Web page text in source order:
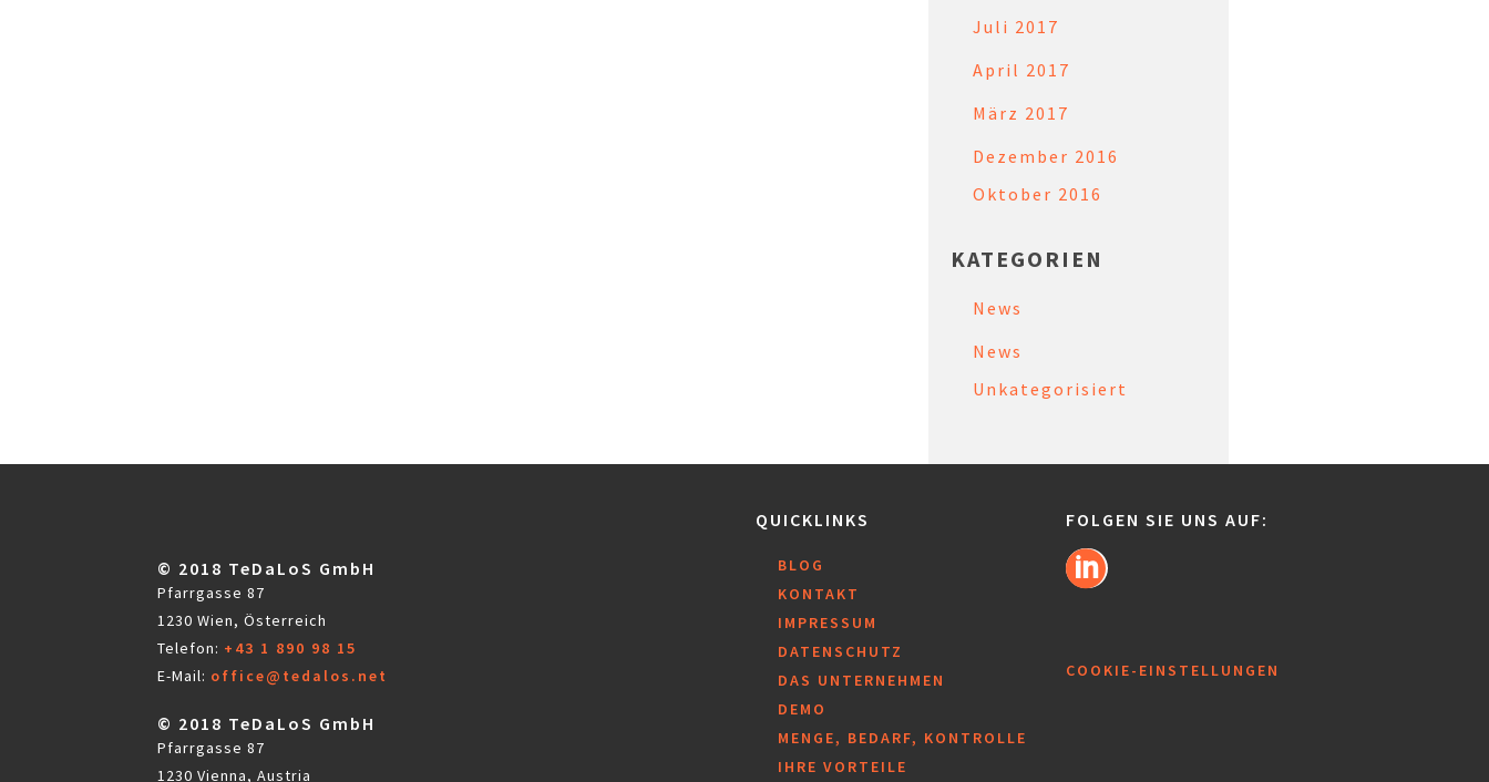
Juli 2017
April 2017
März 2017
Dezember 2016
Oktober 2016
KATEGORIEN
News
News
Unkategorisiert
© 2018 TeDaLoS GmbH
Pfarrgasse 87
1230 Wien, Österreich
Telefon: +43 1 890 98 15
E-Mail: office@tedalos.net
© 2018 TeDaLoS GmbH
Pfarrgasse 87
1230 Vienna, Austria
QUICKLINKS
BLOG
KONTAKT
IMPRESSUM
DATENSCHUTZ
DAS UNTERNEHMEN
DEMO
MENGE, BEDARF, KONTROLLE
IHRE VORTEILE
FOLGEN SIE UNS AUF:
COOKIE-EINSTELLUNGEN